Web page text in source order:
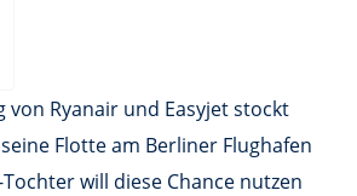
von Ryanair und Easyjet stockt
Flotte am Berliner Flughafen
will diese Chance nutzen